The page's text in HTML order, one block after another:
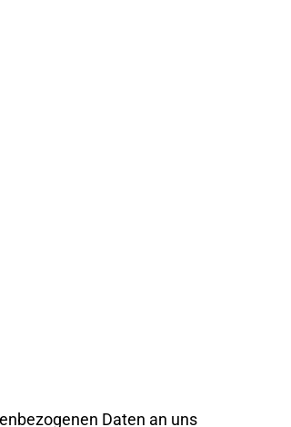
Daten an uns